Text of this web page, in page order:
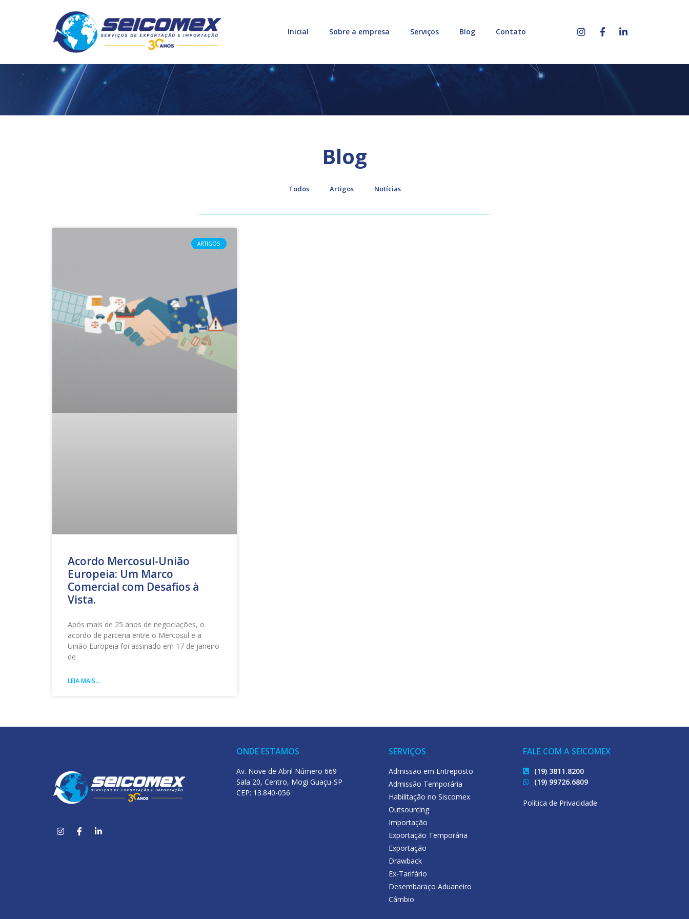
Inicial Sobre a empresa Serviços Blog Contato
Blog
Todos Artigos Notícias
ARTIGOS
Acordo Mercosul-União
Europeia: Um Marco
Comercial com Desafios à
Vista.
Após mais de 25 anos de negociações, o
acordo de parceria entre o Mercosul e a
União Europeia foi assinado em 17 de janeiro
de
LEIA MAIS...
ONDE ESTAMOS
Av. Nove de Abril Número 669
Sala 20, Centro, Mogi Guaçu-SP
CEP: 13.840-056
SERVIÇOS
Admissão em Entreposto
Admissão Temporária
Habilitação no Siscomex
Outsourcing
Importação
Exportação Temporária
Exportação
Drawback
Ex-Tarifário
Desembaraço Aduaneiro
Câmbio
FALE COM A SEICOMEX
(19) 3811.8200
(19) 99726.6809
Política de Privacidade